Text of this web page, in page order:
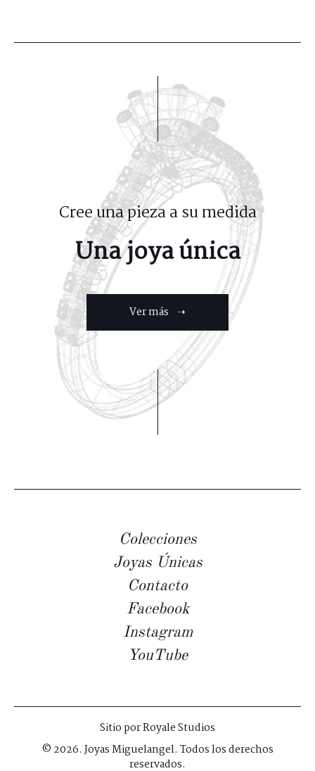
Cree una pieza a su medida
Una joya única
Ver más ➝
Colecciones
Joyas Únicas
Contacto
Facebook
Instagram
YouTube
Sitio porRoyale Studios
© 2026. Joyas Miguelangel. Todos los derechos
reservados.